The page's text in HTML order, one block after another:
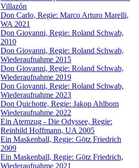
Villazón
Don Carlo, Regie: Marco Arturo Marelli,
WA 2021
Don Giovanni, Regie: Roland Schwab,
2010
Don Giovanni, Regie: Roland Schwab,
Wiederaufnahme 2015
Don Giovanni, Regie: Roland Schwab,
Wiederaufnahme 2019
Don Giovanni, Regie: Roland Schwab,
Wiederaufnahme 2023
Don Quichotte, Regie: Jakop Ahlbom
Wiederaufnahme 2022
Ein Atemzug - Die Odyssee, Regie:
Reinhild Hoffmann, UA 2005
Ein Maskenball, Regie: Götz Friedrich
2009
Ein Maskenball, Regie: Götz Friedrich,
Wiederaufnahme 2021